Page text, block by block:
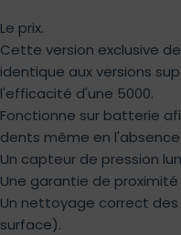
Le prix.
Cette version exclusive
identique aux versions
l'efficacité d'une 5000.
Fonctionne sur batterie
dents même en
Un capteur de pression
Une garantie de
Un nettoyage correct
surface).